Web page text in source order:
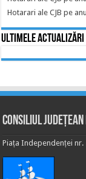
Hotarari ale CJB pe
Ultimele actualizări
Consiliul
Piața Independenței